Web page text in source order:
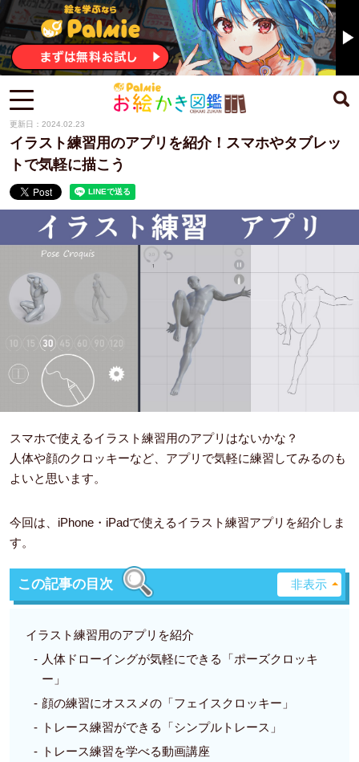
イラスト練習用のアプリを紹介！スマホやタブレッ
トで気軽に描こう
更新日：2024.02.23
スマホで使えるイラスト練習用のアプリはないかな？
人体や顔のクロッキーなど、アプリで気軽に練習してみるのも
よいと思います。
今回は、iPhone・iPadで使えるイラスト練習アプリを紹介しま
す。
この記事の目次
イラスト練習用のアプリを紹介
人体ドローイングが気軽にできる「ポーズクロッキ
ー」
顔の練習にオススメの「フェイスクロッキー」
トレース練習ができる「シンプルトレース」
トレース練習を学べる動画講座